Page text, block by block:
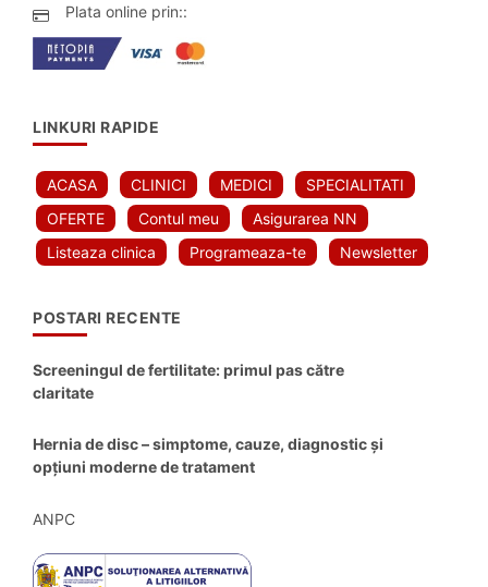
Plata online prin::
LINKURI RAPIDE
ACASA CLINICI MEDICI
SPECIALITATI
OFERTE
Contul meu
Asigurarea NN
Listeaza clinica
Programeaza-te Newsletter
POSTARI RECENTE
Screeningul de fertilitate: primul pas către
claritate
Hernia de disc – simptome, cauze, diagnostic și
opțiuni moderne de tratament
ANPC